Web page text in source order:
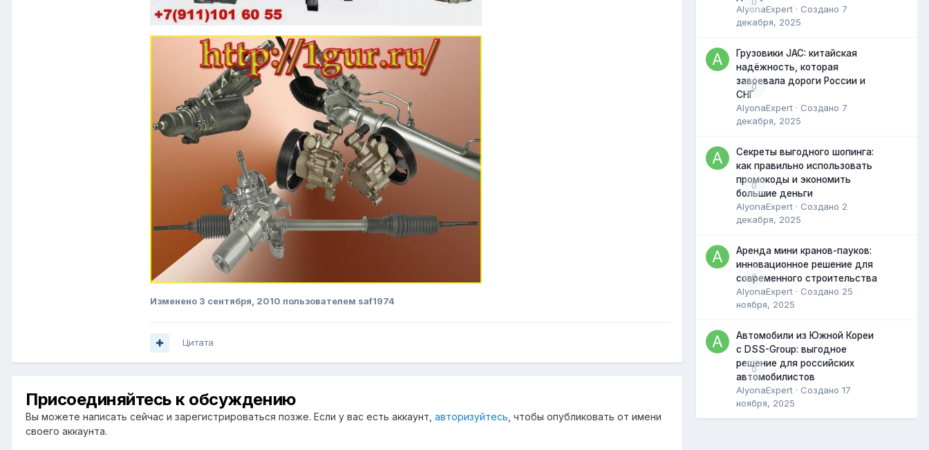
Изменено 3 сентября, 2010 пользователем saf1974
Цитата
Присоединяйтесь к обсуждению
Вы можете написать сейчас и зарегистрироваться позже. Если у вас есть аккаунт, авторизуйтесь , чтобы опубликовать от имени
своего аккаунта.
AlyonaExpert · Создано 7
декабря, 2025
0
Грузовики JAC: китайская
надёжность, которая
завоевала дороги России и
СНГ
AlyonaExpert · Создано 7
декабря, 2025
0
Секреты выгодного шопинга:
как правильно использовать
промокоды и экономить
большие деньги
AlyonaExpert · Создано 2
декабря, 2025
0
Аренда мини кранов-пауков:
инновационное решение для
современного строительства
AlyonaExpert · Создано 25
ноября, 2025
0
Автомобили из Южной Кореи
с DSS-Group: выгодное
решение для российских
автомобилистов
AlyonaExpert · Создано 17
ноября, 2025